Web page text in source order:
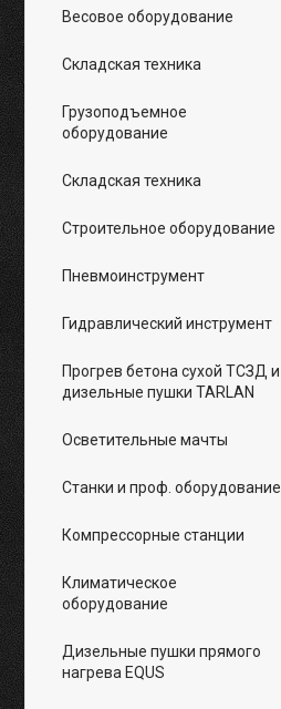
Весовое оборудование
Складская техника
Грузоподъемное
оборудование
Складская техника
Строительное оборудование
Пневмоинструмент
Гидравлический инструмент
Прогрев бетона сухой ТСЗД и
дизельные пушки TARLAN
Осветительные мачты
Станки и проф. оборудование
Компрессорные станции
Климатическое
оборудование
Дизельные пушки прямого
нагрева EQUS